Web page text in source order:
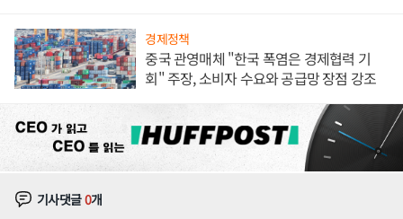
경제정책
중국 관영매체 "한국 폭염은 경제협력 기
회" 주장, 소비자 수요와 공급망 장점 강조
기사댓글0개